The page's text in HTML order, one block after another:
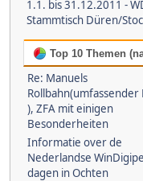
1.1. bis 31.12.2011 -
Stammtisch Düren/
Top 10 Themen
Re: Manuels
Rollbahn(umfassender
), ZFA mit einigen
Besonderheiten
Informatie over de
Nederlandse
dagen in Ochten